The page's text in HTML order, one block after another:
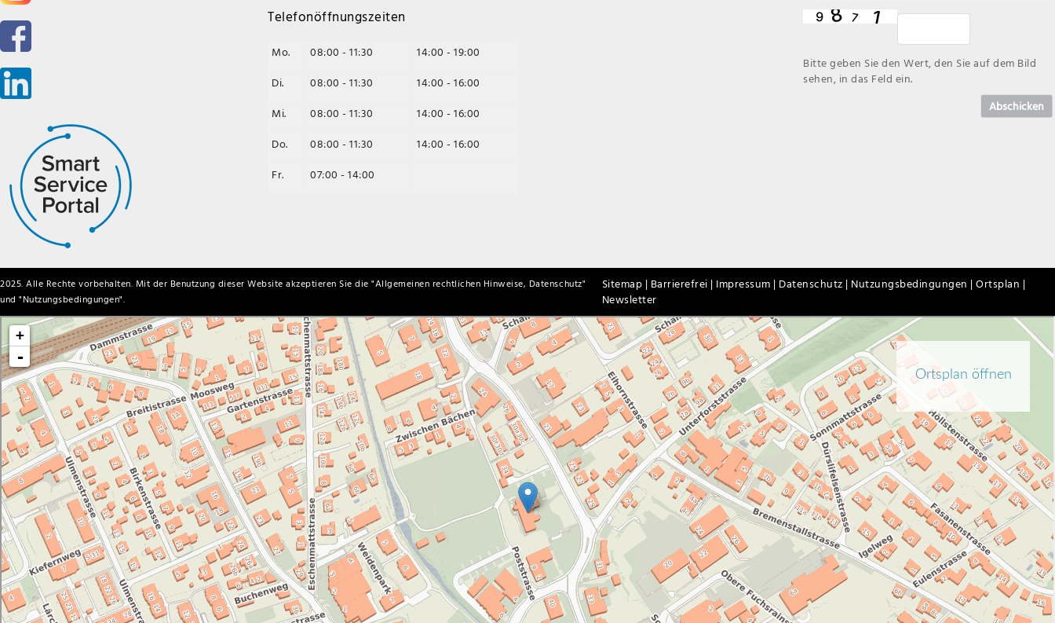
Telefonöffnungszeiten
Mo. 08:00 - 11:30
14:00 - 19:00
Di.
08:00 - 11:30
14:00 - 16:00
Mi.
08:00 - 11:30
14:00 - 16:00
Do.
08:00 - 11:30
14:00 - 16:00
Fr.
07:00 - 14:00
Bitte geben Sie den Wert, den Sie auf dem Bild
sehen, in das Feld ein.
Abschicken
2025. Alle Rechte vorbehalten. Mit der Benutzung dieser Website akzeptieren Sie die "Allgemeinen rechtlichen Hinweise, Datenschutz"
und "Nutzungsbedingungen".
Sitemap | Barrierefrei | Impressum | Datenschutz | Nutzungsbedingungen |Ortsplan |
Newsletter